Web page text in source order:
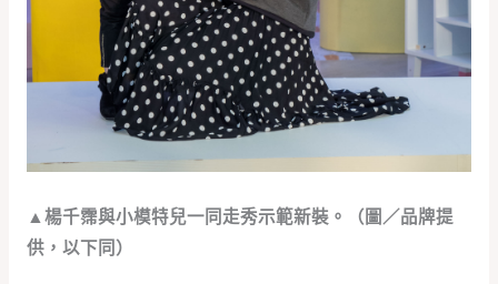
▲楊千霈與小模特兒一同走秀示範新裝。（圖／品牌提
供，以下同）